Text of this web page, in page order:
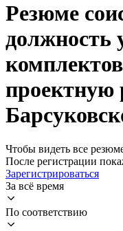
Резюме
должность
проектную
Чтобы видеть все
После регистрации
Зарегистрироваться
За всё время
По соответствию